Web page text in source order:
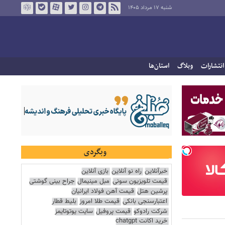
شنبه ۱۷ مرداد ۱۴۰۵
انتشارات وبلاگ استان‌ها
وبگردی
خبرآنلاین راه نو آنلاین بازی آنلاین
قیمت تلویزیون سونی مبل مینیمال جراح بینی گوشتی
پرشین هتل قیمت آهن فولاد ایرانیان
اعتبارسنجی بانکی قیمت طلا امروز بلیط قطار
شرکت رادوکو قیمت پروفیل سایت یوتوتایمز
خرید اکانت chatgpt